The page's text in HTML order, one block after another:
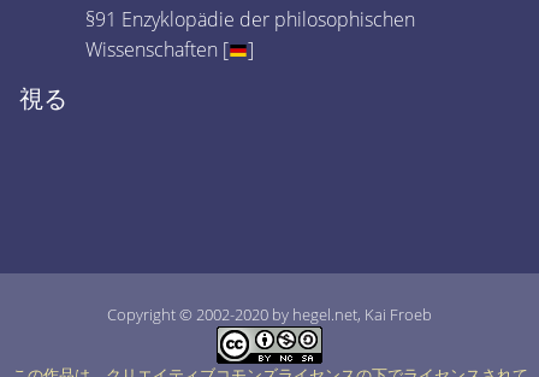
§91 Enzyklopädie der philosophischen
Wissenschaften [
]
視る
Copyright © 2002-2020 by hegel.net, Kai Froeb